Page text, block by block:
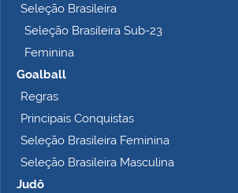
t
Seleção Brasileira
Seleção Brasileira Sub-23
Feminina
Goalball
Regras
Principais Conquistas
Seleção Brasileira Feminina
Seleção Brasileira Masculina
Judô